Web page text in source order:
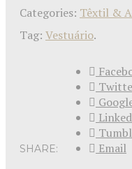
Categories: Têxtil &
Tag: Vestuário.
SHARE:
Email